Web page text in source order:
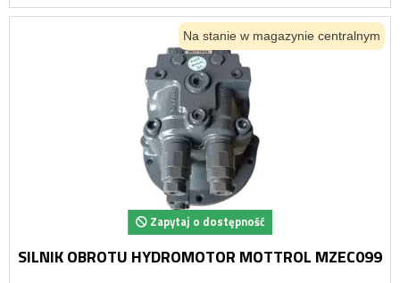
Na stanie w magazynie centralnym
Zapytaj o dostępność
SILNIK OBROTU HYDROMOTOR MOTTROL MZEC099